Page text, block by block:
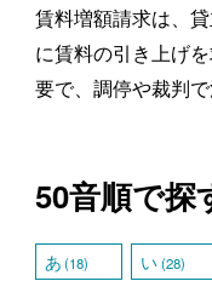
賃料増額請求は、
に賃料の引き上げ
要で、調停や裁判
50音順で探
あ(18) い(28)